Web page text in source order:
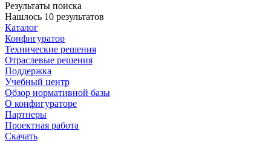
Результаты поиска
Нашлось 10 результатов
Каталог
Конфигуратор
Технические решения
Отраслевые решения
Поддержка
Учебный центр
Обзор нормативной базы
О конфигураторе
Партнеры
Проектная работа
Скачать